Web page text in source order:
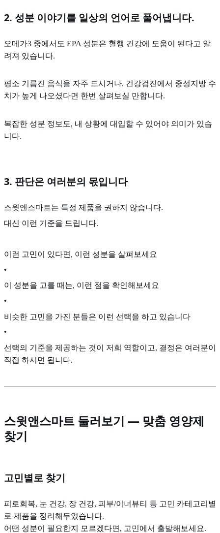
2. 성분 이야기를 일상의 언어로 풀어냅니다.
오메가3 중에서도 EPA 성분은 혈행 건강에 도움이 된다고 알
려져 있습니다.
평소 기름진 음식을 자주 드시거나, 건강검진에서 중성지방 수
치가 높게 나오셨다면 한번 살펴보실 만합니다.
복잡한 성분 정보도, 내 상황에 대입할 수 있어야 의미가 있습
니다.
3. 판단은 여러분의 몫입니다
스윗앤스마트는 특정 제품을 권하지 않습니다.
대신 이런 기준을 드립니다.
이런 고민이 있다면, 이런 성분을 살펴보세요
•
이 성분을 고를 때는, 이런 점을 확인해보세요
•
비슷한 고민을 가진 분들은 이런 선택을 하고 있습니다
•
선택의 기준을 제공하는 것이 저희 역할이고, 결정은 여러분이
직접 하시면 됩니다.
스윗앤스마트 둘러보기 — 맞춤 영양제
찾기
고민별로 찾기
피로회복, 눈 건강, 장 건강, 피부/이너뷰티 등 고민 카테고리별
로 제품을 정리해두었습니다.
어떤 성분이 필요한지 모르겠다면, 고민에서 출발해보세요.